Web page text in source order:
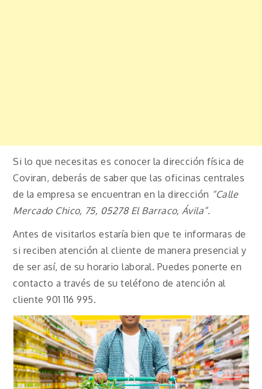
Si lo que necesitas es conocer la dirección física de
Coviran, deberás de saber que las oficinas centrales
de la empresa se encuentran en la dirección “Calle
Mercado Chico, 75, 05278 El Barraco, Ávila”.
Antes de visitarlos estaría bien que te informaras de
si reciben atención al cliente de manera presencial y
de ser así, de su horario laboral. Puedes ponerte en
contacto a través de su teléfono de atención al
cliente 901 116 995.